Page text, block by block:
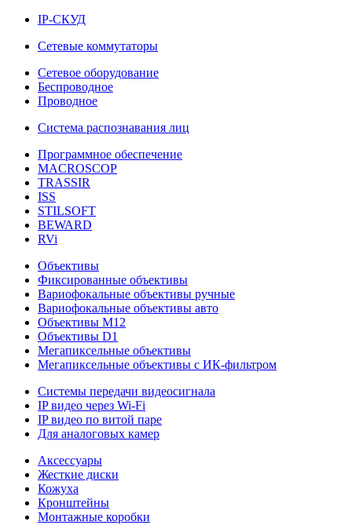
IP-СКУД
Сетевые коммутаторы
Сетевое оборудование
Беспроводное
Проводное
Система распознавания лиц
Программное обеспечение
MACROSCOP
TRASSIR
ISS
STILSOFT
BEWARD
RVi
Объективы
Фиксированные объективы
Вариофокальные объективы ручные
Вариофокальные объективы авто
Объективы М12
Объективы D1
Мегапиксельные объективы
Мегапиксельные объективы с ИК-фильтром
Системы передачи видеосигнала
IP видео через Wi-Fi
IP видео по витой паре
Для аналоговых камер
Аксессуары
Жесткие диски
Кожуха
Кронштейны
Монтажные коробки